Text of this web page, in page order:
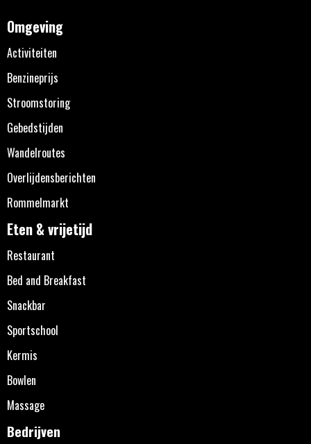
Omgeving
Activiteiten
Benzineprijs
Stroomstoring
Gebedstijden
Wandelroutes
Overlijdensberichten
Rommelmarkt
Eten & vrijetijd
Restaurant
Bed and Breakfast
Snackbar
Sportschool
Kermis
Bowlen
Massage
Bedrijven